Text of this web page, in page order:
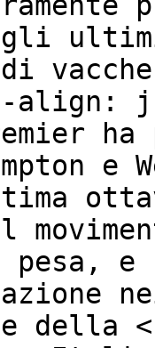
vacche
align:
e
e
della